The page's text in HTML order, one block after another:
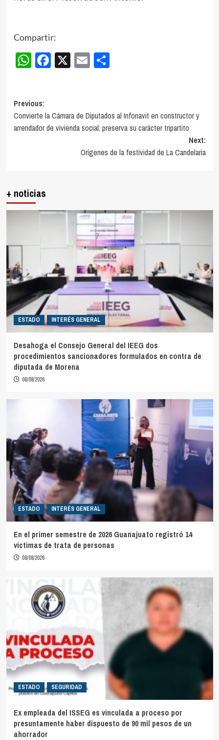
Compartir:
WhatsApp
Facebook
X EmailCompartir
Post
navigation
Previous:
Convierte la Cámara de Diputados al Infonavit en constructor y
arrendador de vivienda social; preserva su carácter tripartito
Next:
Orígenes de la festividad de La Candelaria
+ noticias
ESTADO INTERÉS GENERAL
Desahoga el Consejo General del IEEG dos
procedimientos sancionadores formulados en contra de
diputada de Morena
08/08/2026
ESTADO INTERÉS GENERAL
En el primer semestre de 2026 Guanajuato registró 14
víctimas de trata de personas
08/08/2026
ESTADO SEGURIDAD
Ex empleada del ISSEG es vinculada a proceso por
presuntamente haber dispuesto de 90 mil pesos de un
ahorrador